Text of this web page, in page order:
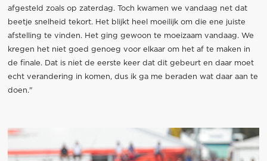
afgesteld zoals op zaterdag. Toch kwamen we vandaag net dat
beetje snelheid tekort. Het blijkt heel moeilijk om die ene juiste
afstelling te vinden. Het ging gewoon te moeizaam vandaag. We
kregen het niet goed genoeg voor elkaar om het af te maken in
de finale. Dat is niet de eerste keer dat dit gebeurt en daar moet
echt verandering in komen, dus ik ga me beraden wat daar aan te
doen."